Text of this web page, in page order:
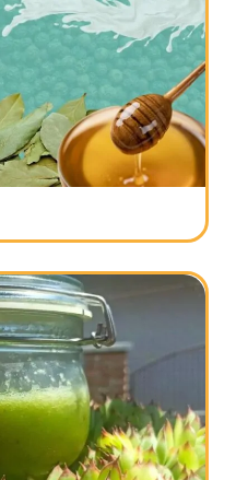
za domaći sirup
i meda
suv kašalj – Šta